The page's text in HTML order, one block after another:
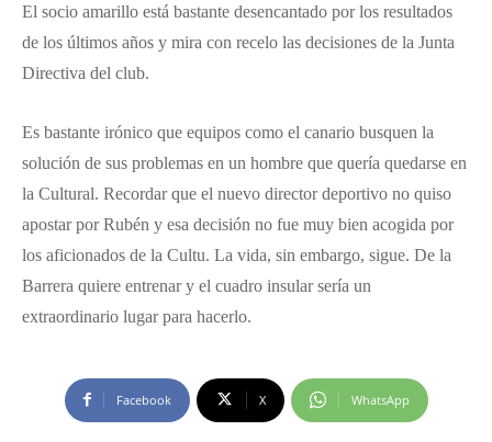
El socio amarillo está bastante desencantado por los resultados
de los últimos años y mira con recelo las decisiones de la Junta
Directiva del club.
Es bastante irónico que equipos como el canario busquen la
solución de sus problemas en un hombre que quería quedarse en
la Cultural. Recordar que el nuevo director deportivo no quiso
apostar por Rubén y esa decisión no fue muy bien acogida por
los aficionados de la Cultu. La vida, sin embargo, sigue. De la
Barrera quiere entrenar y el cuadro insular sería un
extraordinario lugar para hacerlo.
Facebook X WhatsApp